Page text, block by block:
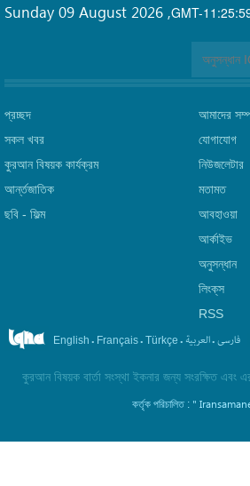
GMT-
Sunday 09 August 2026 ,
প্রচ্ছদ
সকল খবর
কুরআন বিষয়ক কার্যক্রম
আর্ন্তজাতিক
ছবি‎ - ফিল্ম
আমাদের
যোগাযোগ
নিউজলেটার
মতামত
আবহাওয়া
আর্কাইভ
অনুসন্ধান
লিংক্‌স
RSS
English . Français. Türkçe . العربیة.فارسی
কুরআন বিষয়ক বার্তা সংস্থা ইকনার জন্য সংরক্ষিত এবং
কর্তৃক পরিচালিত : "